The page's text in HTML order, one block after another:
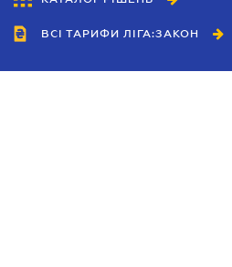
ВСІ ТАРИФИ ЛІГА:ЗАКОН